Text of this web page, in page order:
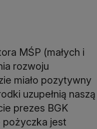
MŚP (małych i
rozwoju
miało pozytywny
uzupełnią naszą
prezes BGK
pożyczka jest